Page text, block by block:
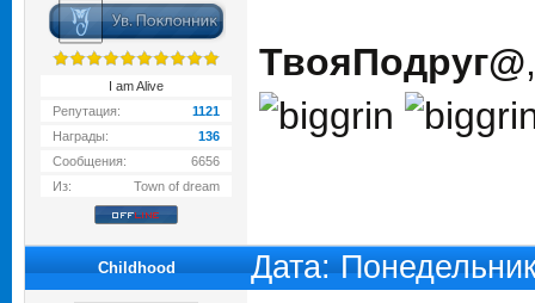
I am Alive
Репутация:
1121
Награды:
136
Сообщения:
6656
Из:
Town of dream
ТвояПодруг@
Childhood Дата: